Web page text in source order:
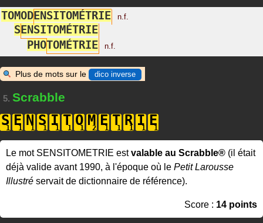
TOMODENSITOMÉTRIE n.f.
SENSITOMÉTRIE
PHOTOMÉTRIE n.f.
Plus de mots sur le dico inverse
5. Scrabble
S E N S I T O M E T R I E
Le mot SENSITOMETRIE estvalable au Scrabble® (il était
déjà valide avant 1990, à l'époque où le Petit Larousse
Illustré servait de dictionnaire de référence).
Score : 14 points